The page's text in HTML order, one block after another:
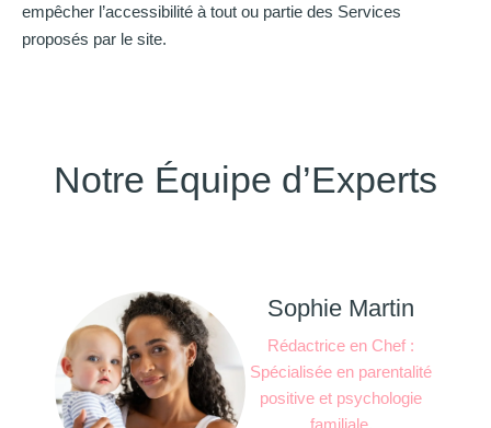
empêcher l’accessibilité à tout ou partie des Services
proposés par le site.
Notre Équipe d’Experts
Sophie Martin
Rédactrice en Chef :
Spécialisée en parentalité
positive et psychologie